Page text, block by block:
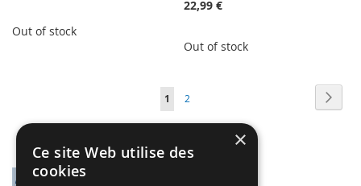
Out of stock
22,99 €
Out of stock
You're
currently
reading
1 Page
2
×
Ce site Web utilise des
cookies